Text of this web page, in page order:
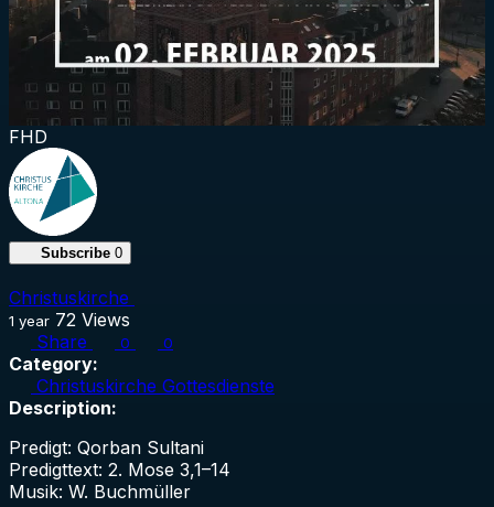
FHD
Subscribe 0
Christuskirche
1 year 72 Views
Share
0 0
Category:
Christuskirche Gottesdienste
Description:
Predigt: Qorban Sultani
Predigttext: 2. Mose 3,1–14
Musik: W. Buchmüller